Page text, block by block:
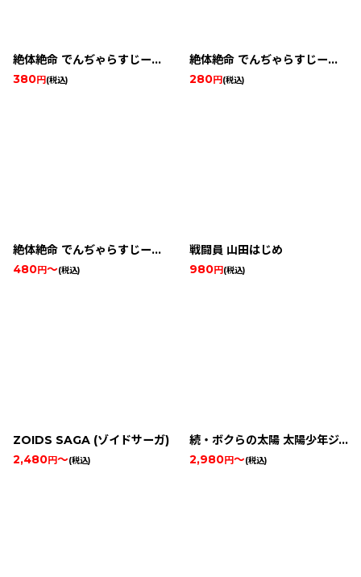
絶体絶命 でんぢゃらすじーさん 史上最強の土下座
380円 (税込)
絶体絶命 でんぢゃらすじーさん痛 怒りのおしおきブルース
280円 (税込)
絶体絶命 でんぢゃらすじーさん3 果てしなき魔物語
480円～(税込)
戦闘員 山田はじめ
980円 (税込)
ZOIDS SAGA (ゾイドサーガ)
2,480円～(税込)
続・ボクらの太陽 太陽少年ジャンゴ
2,980円～(税込)